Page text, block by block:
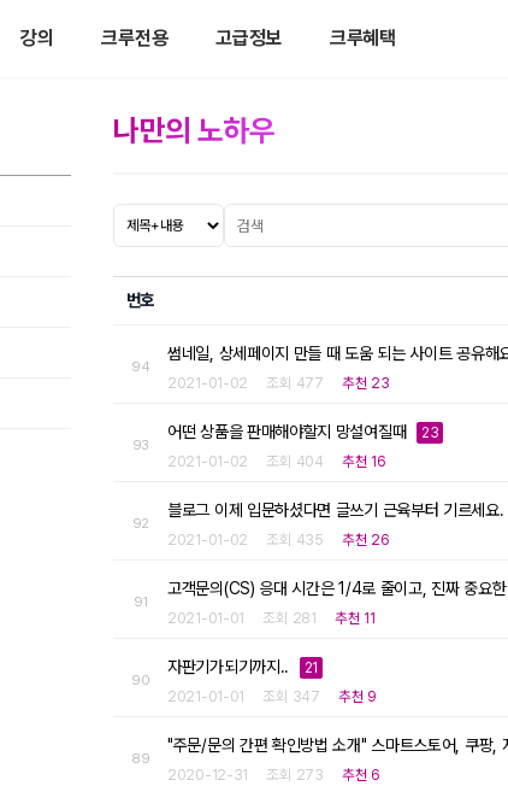
강의 크루전용 고급정보 크루혜택
나만의 노하우
번호
94
썸네일, 상세페이지 만들 때 도움 되는 사이트 공유해
2021-01-02 조회 477 추천 23
93
어떤 상품을 판매해야할지 망설여질때 23
2021-01-02 조회 404 추천 16
92
블로그 이제 입문하셨다면 글쓰기 근육부터 기르세요.
2021-01-02 조회 435 추천 26
91
고객문의(CS) 응대 시간은 1/4로 줄이고, 진짜 중요
2021-01-01 조회 281 추천 11
90
자판기가되기까지.. 21
2021-01-01 조회 347 추천 9
89
"주문/문의 간편 확인방법 소개" 스마트스토어, 쿠팡,
2020-12-31 조회 273 추천 6